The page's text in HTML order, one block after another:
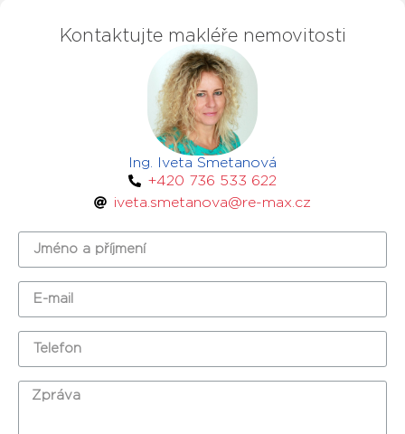
Kontaktujte makléře nemovitosti
Ing. Iveta Smetanová
+420 736 533 622
iveta.smetanova@re-max.cz